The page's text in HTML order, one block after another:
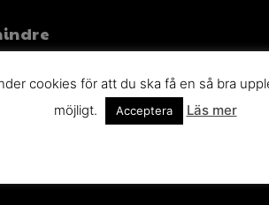
väg till
än du
cookies för att du ska få en så bra
möjligt.
Acceptera Läs mer